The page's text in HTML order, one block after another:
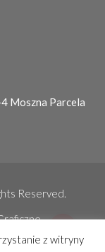
Moszna Parcela
Reserved.
z witryny